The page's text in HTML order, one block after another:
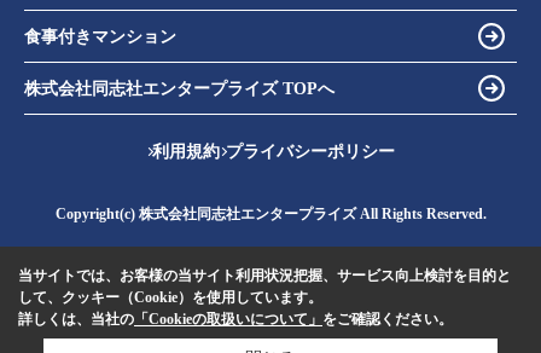
食事付きマンション
株式会社同志社エンタープライズ TOPへ
利用規約 プライバシーポリシー
Copyright(c) 株式会社同志社エンタープライズ All Rights Reserved.
当サイトでは、お客様の当サイト利用状況把握、サービス向上検討を目的と
して、クッキー（Cookie）を使用しています。
詳しくは、当社の 「Cookieの取扱いについて」 をご確認ください。